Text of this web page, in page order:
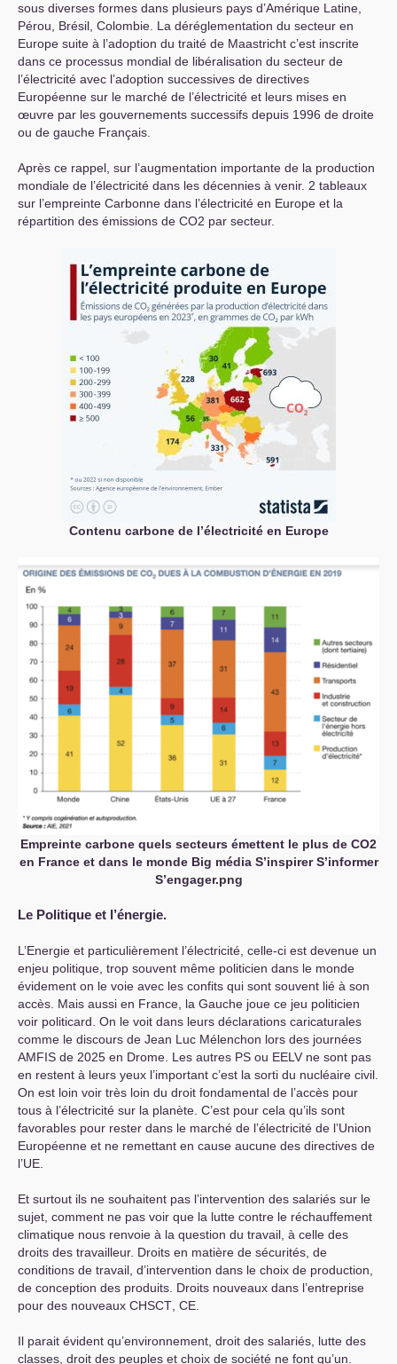
sous diverses formes dans plusieurs pays d’Amérique Latine,
Pérou, Brésil, Colombie. La déréglementation du secteur en
Europe suite à l’adoption du traité de Maastricht c’est inscrite
dans ce processus mondial de libéralisation du secteur de
l’électricité avec l’adoption successives de directives
Européenne sur le marché de l’électricité et leurs mises en
œuvre par les gouvernements successifs depuis 1996 de droite
ou de gauche Français.
Après ce rappel, sur l’augmentation importante de la production
mondiale de l’électricité dans les décennies à venir. 2 tableaux
sur l’empreinte Carbonne dans l’électricité en Europe et la
répartition des émissions de CO2 par secteur.
Contenu carbone de l’électricité en Europe
Empreinte carbone quels secteurs émettent le plus de CO2
en France et dans le monde Big média S’inspirer S’informer
S’engager.png
Le Politique et l’énergie.
L’Energie et particulièrement l’électricité, celle-ci est devenue un
enjeu politique, trop souvent même politicien dans le monde
évidement on le voie avec les confits qui sont souvent lié à son
accès. Mais aussi en France, la Gauche joue ce jeu politicien
voir politicard. On le voit dans leurs déclarations caricaturales
comme le discours de Jean Luc Mélenchon lors des journées
AMFIS de 2025 en Drome. Les autres PS ou EELV ne sont pas
en restent à leurs yeux l’important c’est la sorti du nucléaire civil.
On est loin voir très loin du droit fondamental de l’accès pour
tous à l’électricité sur la planète. C’est pour cela qu’ils sont
favorables pour rester dans le marché de l’électricité de l’Union
Européenne et ne remettant en cause aucune des directives de
l’UE
Et surtout ils ne souhaitent pas l’intervention des salariés sur le
sujet, comment ne pas voir que la lutte contre le réchauffement
climatique nous renvoie à la question du travail, à celle des
droits des travailleur. Droits en matière de sécurités, de
conditions de travail, d’intervention dans le choix de production,
de conception des produits. Droits nouveaux dans l’entreprise
pour des nouveaux CHSCT CE
Il parait évident qu’environnement, droit des salariés, lutte des
classes, droit des peuples et choix de société ne font qu’un.